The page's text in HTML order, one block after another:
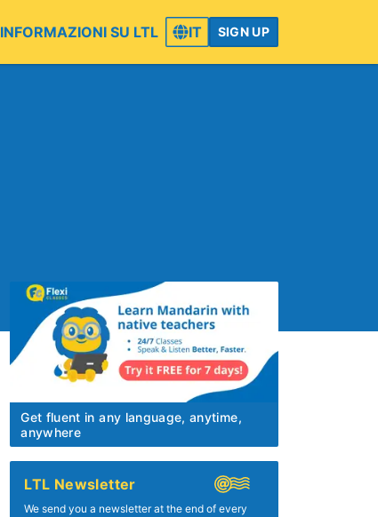
INFORMAZIONI SU LTL IT SIGN UP
Get fluent in any language, anytime,
anywhere
LTL Newsletter
We send you a newsletter at the end of every